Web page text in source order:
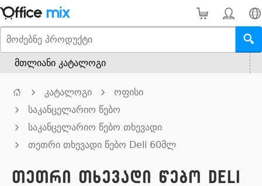
მთლიანი კატალოგი
კატალოგი
ოფისი
საკანცელარიო წებო
საკანცელარიო წებო თხევადი
თეთრი თხევადი წებო Deli 60მლ
თეთრი თხევადი წებო Deli